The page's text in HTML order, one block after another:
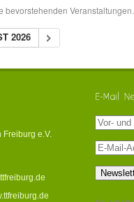
bevorstehenden Veranstaltungen.
2026
Freiburg e.V.